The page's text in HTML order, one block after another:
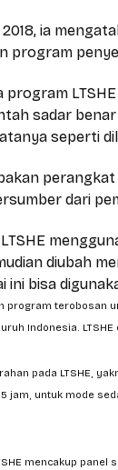
ia
program
program
sadar
seperti
dari
diubah
ini bisa
program terobosan
Indonesia.
pada LTSHE,
jam, untuk mode
mencakup panel